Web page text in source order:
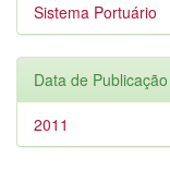
Sistema Portuário
Data de Publicação
2011